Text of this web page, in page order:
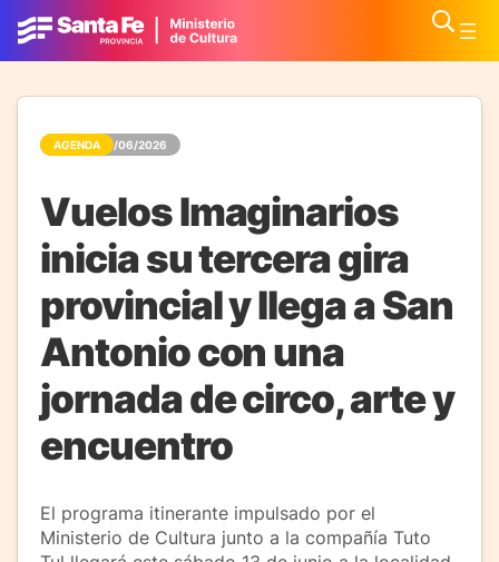
AGENDA 13/06/2026
Vuelos Imaginarios
inicia su tercera gira
provincial y llega a San
Antonio con una
jornada de circo, arte y
encuentro
El programa itinerante impulsado por el
Ministerio de Cultura junto a la compañía Tuto